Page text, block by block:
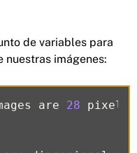
de variables para
nuestras imágenes:
are 28 pixels